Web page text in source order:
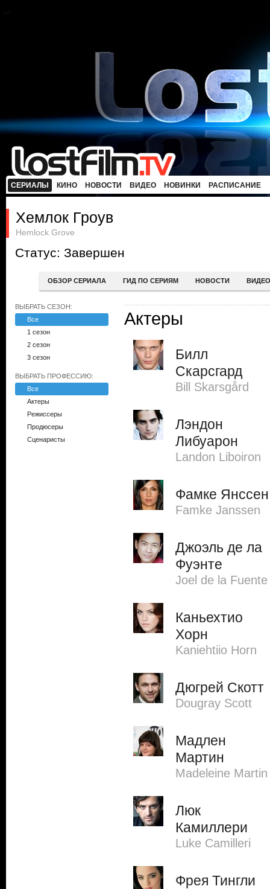
СЕРИАЛЫ КИНО НОВОСТИ ВИДЕО НОВИНКИ РАСПИСАНИЕ
Хемлок Гроув
Hemlock Grove
Статус: Завершен
ОБЗОР СЕРИАЛА ГИД ПО СЕРИЯМ НОВОСТИ ВИДЕО
ВЫБРАТЬ СЕЗОН:
Все
1 сезон
2 сезон
3 сезон
ВЫБРАТЬ ПРОФЕССИЮ:
Все
Актеры
Режиссеры
Продюсеры
Сценаристы
Актеры
Билл
Скарсгард
Bill Skarsgård
Лэндон
Либуарон
Landon Liboiron
Фамке Янссен
Famke Janssen
Джоэль де ла
Фуэнте
Joel de la Fuente
Каньехтио
Хорн
Kaniehtiio Horn
Дюгрей Скотт
Dougray Scott
Мадлен
Мартин
Madeleine Martin
Люк
Камиллери
Luke Camilleri
Фрея Тингли